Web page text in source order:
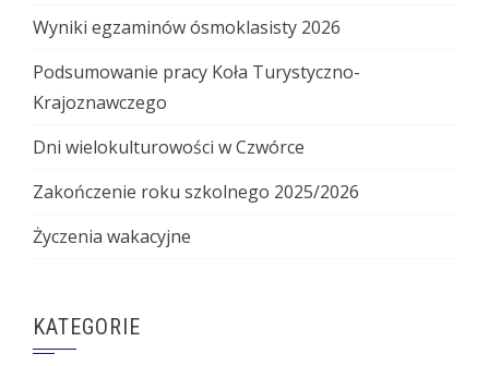
Wyniki egzaminów ósmoklasisty 2026
Podsumowanie pracy Koła Turystyczno-
Krajoznawczego
Dni wielokulturowości w Czwórce
Zakończenie roku szkolnego 2025/2026
Życzenia wakacyjne
KATEGORIE